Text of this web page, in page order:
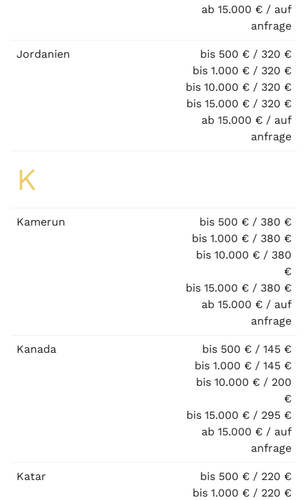
ab 15.000 € / auf
anfrage
Jordanien
bis 500 € / 320 €
bis 1.000 € / 320 €
bis 10.000 € / 320 €
bis 15.000 € / 320 €
ab 15.000 € / auf
anfrage
K
Kamerun
bis 500 € / 380 €
bis 1.000 € / 380 €
bis 10.000 € / 380
€
bis 15.000 € / 380 €
ab 15.000 € / auf
anfrage
Kanada
bis 500 € / 145 €
bis 1.000 € / 145 €
bis 10.000 € / 200
€
bis 15.000 € / 295 €
ab 15.000 € / auf
anfrage
Katar
bis 500 € / 220 €
bis 1.000 € / 220 €